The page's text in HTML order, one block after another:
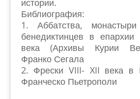
Библиография:
1. Аббатства,
бенедиктинцев в
века (Архивы Курии
Франко Сегала
2. Фрески VIII- XII века в
Франческо Пьетрополи